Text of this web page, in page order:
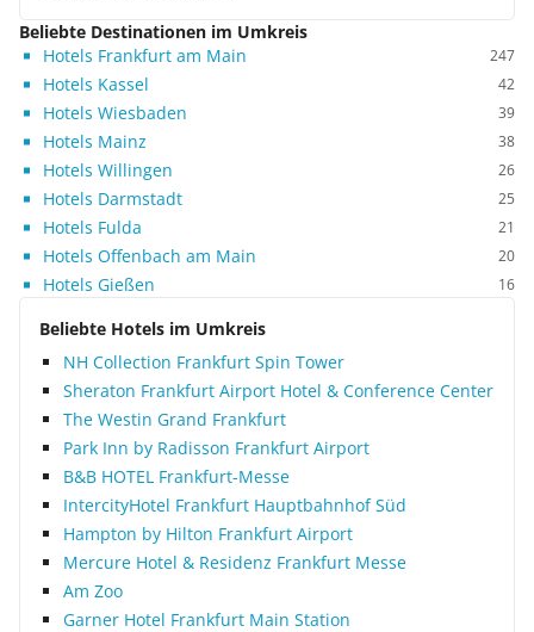
Beliebte Destinationen im Umkreis
Hotels Frankfurt am Main
247
Hotels Kassel 42
Hotels Wiesbaden 39
Hotels Mainz 38
Hotels Willingen 26
Hotels Darmstadt 25
Hotels Fulda 21
Hotels Offenbach am Main 20
Hotels Gießen 16
Beliebte Hotels im Umkreis
NH Collection Frankfurt Spin Tower
Sheraton Frankfurt Airport Hotel & Conference Center
The Westin Grand Frankfurt
Park Inn by Radisson Frankfurt Airport
B&B HOTEL Frankfurt-Messe
IntercityHotel Frankfurt Hauptbahnhof Süd
Hampton by Hilton Frankfurt Airport
Mercure Hotel & Residenz Frankfurt Messe
Am Zoo
Garner Hotel Frankfurt Main Station